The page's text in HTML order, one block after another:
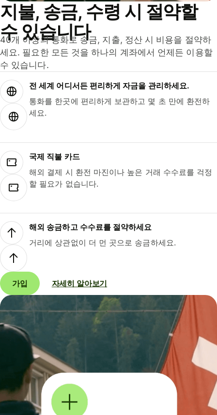
지불, 송금, 수령 시 절약할
수 있습니다
40개 이상의 통화로 송금, 지출, 정산 시 비용을 절약하
세요. 필요한 모든 것을 하나의 계좌에서 언제든 이용할
수 있습니다.
전 세계 어디서든 편리하게 자금을 관리하세요.
통화를 한곳에 편리하게 보관하고 몇 초 만에 환전하
세요.
국제 직불 카드
해외 결제 시 환전 마진이나 높은 거래 수수료를 걱정
할 필요가 없습니다.
해외 송금하고 수수료를 절약하세요
거리에 상관없이 더 먼 곳으로 송금하세요.
가입 자세히 알아보기